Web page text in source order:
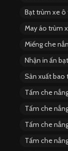
Bạt trùm xe
May áo trùm
Miếng che
Nhận in ấn
Sản xuất bao
Tấm che
Tấm che
Tấm che
Tấm che